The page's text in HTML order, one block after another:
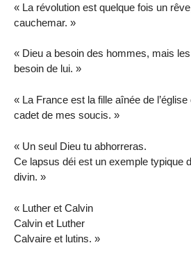
« La révolution est quelque fois un
cauchemar. »
« Dieu a besoin des hommes, mais
besoin de lui. »
« La France est la fille aînée de
cadet de mes soucis. »
« Un seul Dieu tu abhorreras.
Ce lapsus déi est un exemple typique
divin. »
« Luther et Calvin
Calvin et Luther
Calvaire et lutins. »